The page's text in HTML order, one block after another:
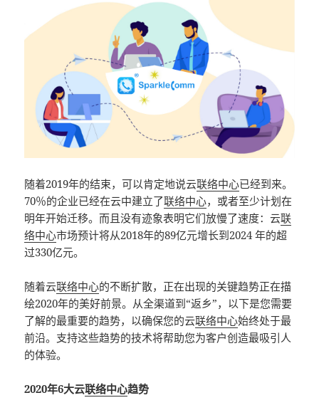
随着2019年的结束，可以肯定地说云联络中心已经到来。
70％的企业已经在云中建立了联络中心，或者至少计划在
明年开始迁移。而且没有迹象表明它们放慢了速度：云联
络中心市场预计将从2018年的89亿元增长到2024 年的超
过330亿元。
随着云联络中心的不断扩散，正在出现的关键趋势正在描
绘2020年的美好前景。从全渠道到“返乡”，以下是您需要
了解的最重要的趋势，以确保您的云联络中心始终处于最
前沿。支持这些趋势的技术将帮助您为客户创造最吸引人
的体验。
2020年6大云联络中心趋势